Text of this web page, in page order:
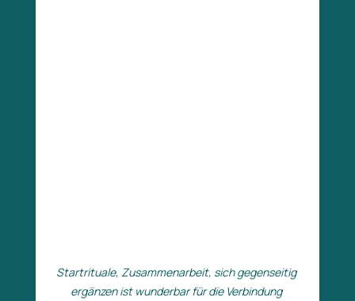
Startrituale, Zusammenarbeit, sich gegenseitig
ergänzen ist wunderbar für die Verbindung